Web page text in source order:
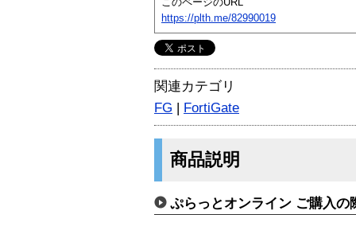
https://plth.me/82990019
関連カテゴリ
FG | FortiGate
商品説明
ぷらっとオンライン ご購入の